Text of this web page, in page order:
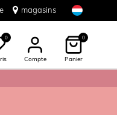
magasins
0
Compte
0
Panier